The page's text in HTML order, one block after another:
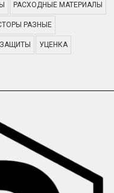
РАСХОДНЫЕ МАТЕРИАЛЫ
РАЗНЫЕ
УЦЕНКА